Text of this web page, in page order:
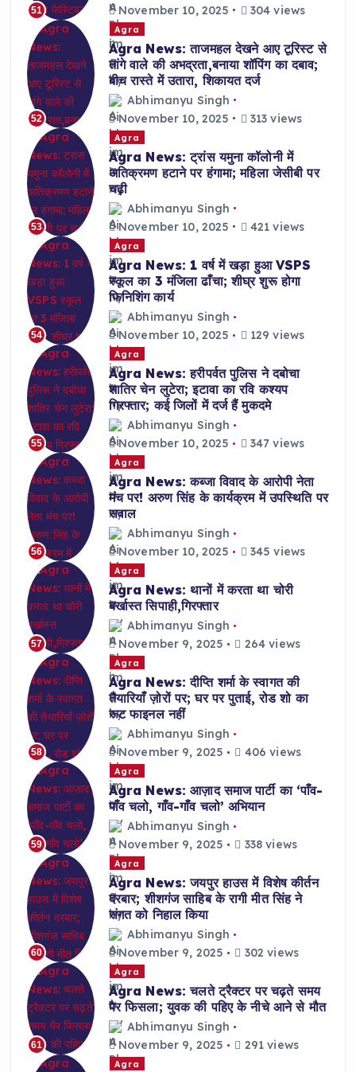
51
November 10, 2025
304 views
52
Agra
Agra News: ताजमहल देखने आए टूरिस्ट से
तांगे वाले की अभद्रता,बनाया शॉपिंग का दबाव;
बीच रास्ते में उतारा, शिकायत दर्ज
Abhimanyu Singh
November 10, 2025
313 views
53
Agra
Agra News: ट्रांस यमुना कॉलोनी में
अतिक्रमण हटाने पर हंगामा; महिला जेसीबी पर
चढ़ी
Abhimanyu Singh
November 10, 2025
421 views
54
Agra
Agra News: 1 वर्ष में खड़ा हुआ VSPS
स्कूल का 3 मंजिला ढाँचा; शीघ्र शुरू होगा
फिनिशिंग कार्य
Abhimanyu Singh
November 10, 2025
129 views
55
Agra
Agra News: हरीपर्वत पुलिस ने दबोचा
शातिर चेन लुटेरा; इटावा का रवि कश्यप
गिरफ्तार; कई जिलों में दर्ज हैं मुकदमे
Abhimanyu Singh
November 10, 2025
347 views
56
Agra
Agra News: कब्जा विवाद के आरोपी नेता
मंच पर! अरुण सिंह के कार्यक्रम में उपस्थिति पर
सवाल
Abhimanyu Singh
November 10, 2025
345 views
57
Agra
Agra News: थानों में करता था चोरी
बर्खास्त सिपाही,गिरफ्तार
Abhimanyu Singh
November 9, 2025
264 views
58
Agra
Agra News: दीप्ति शर्मा के स्वागत की
तैयारियाँ ज़ोरों पर; घर पर पुताई, रोड शो का
रूट फाइनल नहीं
Abhimanyu Singh
November 9, 2025
406 views
59
Agra
Agra News: आज़ाद समाज पार्टी का ‘पाँव-
पाँव चलो, गाँव-गाँव चलो’ अभियान
Abhimanyu Singh
November 9, 2025
338 views
60
Agra
Agra News: जयपुर हाउस में विशेष कीर्तन
दरबार; शीशगंज साहिब के रागी मीत सिंह ने
संगत को निहाल किया
Abhimanyu Singh
November 9, 2025
302 views
61
Agra
Agra News: चलते ट्रैक्टर पर चढ़ते समय
पैर फिसला; युवक की पहिए के नीचे आने से मौत
Abhimanyu Singh
November 9, 2025
291 views
Agra